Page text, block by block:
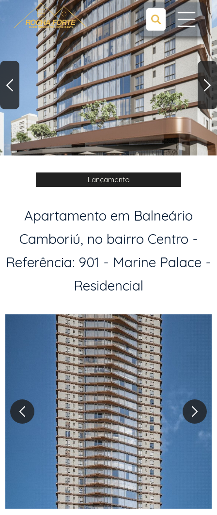
Lançamento
Apartamento em Balneário
Camboriú, no bairro Centro -
Referência: 901 - Marine Palace -
Residencial